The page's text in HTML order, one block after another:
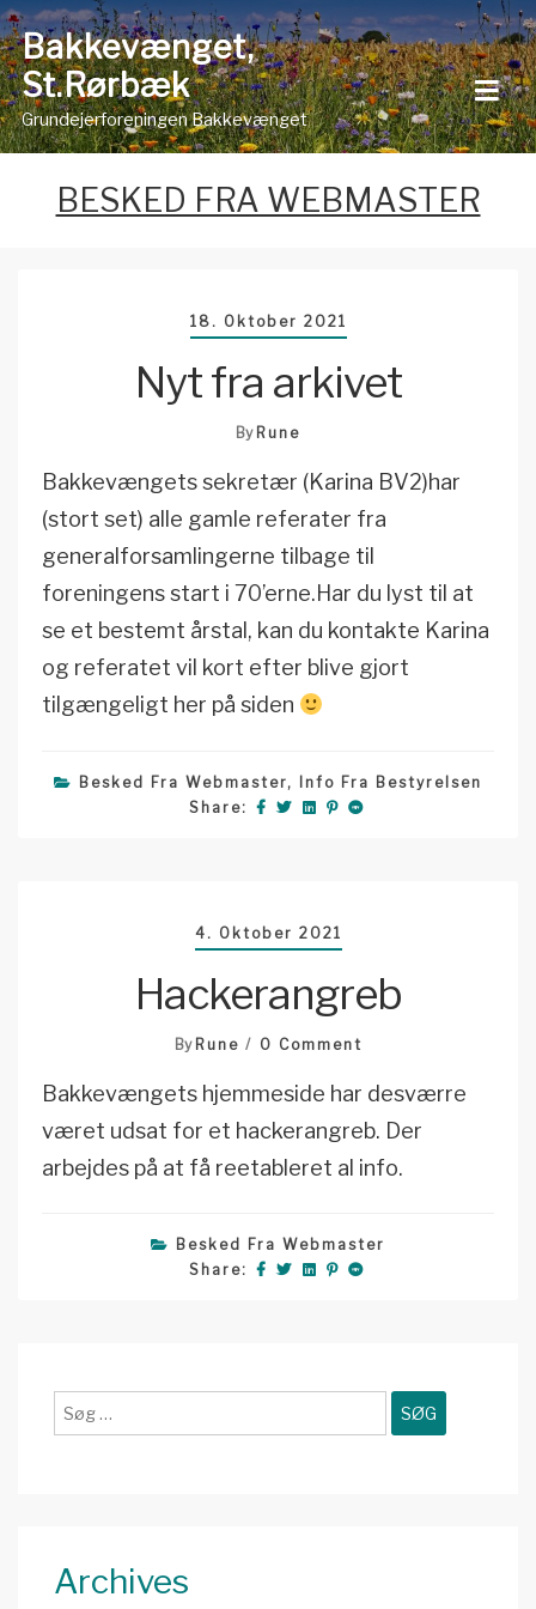
Skip
to
content
Bakkevænget,
St.Rørbæk
Grundejerforeningen Bakkevænget
BESKED FRA WEBMASTER
18. Oktober 2021
Nyt fra arkivet
By Rune
Bakkevængets sekretær (Karina BV2)har
(stort set) alle gamle referater fra
generalforsamlingerne tilbage til
foreningens start i 70’erne.Har du lyst til at
se et bestemt årstal, kan du kontakte Karina
og referatet vil kort efter blive gjort
tilgængeligt her på siden
Besked Fra Webmaster, Info Fra Bestyrelsen
Share:
4. Oktober 2021
Hackerangreb
By Rune 0 Comment
Bakkevængets hjemmeside har desværre
været udsat for et hackerangreb. Der
arbejdes på at få reetableret al info.
Besked Fra Webmaster
Share:
efter:
Archives